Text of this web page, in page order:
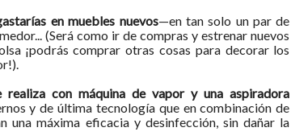
en muebles nuevos—en tan solo un par de
(Será como ir de compras y estrenar nuevos
¡podrás comprar otras cosas para decorar los
realiza con máquina de vapor y una aspiradora
y de última tecnología que en combinación de
una máxima eficacia y desinfección, sin dañar la